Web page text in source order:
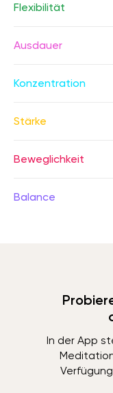
Flexibilität
Ausdauer
Konzentration
Stärke
Beweglichkeit
Balance
In der App